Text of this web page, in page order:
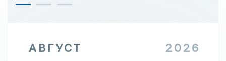
АВГУСТ 2026